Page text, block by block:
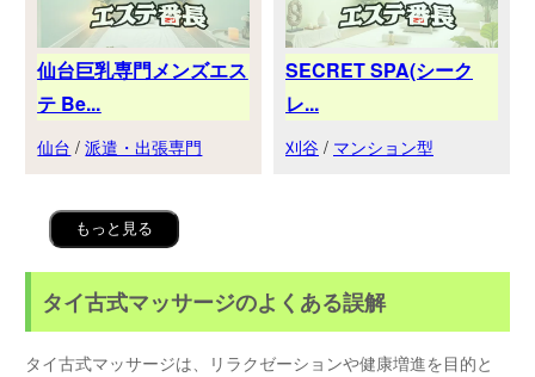
仙台巨乳専門メンズエス
テ Be...
仙台 /派遣・出張専門
SECRET SPA(シーク
レ...
刈谷 / マンション型
もっと見る
タイ古式マッサージのよくある誤解
タイ古式マッサージは、リラクゼーションや健康増進を目的と